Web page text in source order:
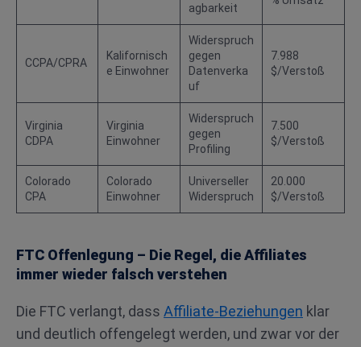
agbarkeit
CCPA/CPRA
Kalifornisch
e Einwohner
Widerspruch
gegen
Datenverka
uf
7.988
$/Verstoß
Virginia
CDPA
Virginia
Einwohner
Widerspruch
gegen
Profiling
7.500
$/Verstoß
Colorado
CPA
Colorado
Einwohner
Universeller
Widerspruch
20.000
$/Verstoß
FTC Offenlegung – Die Regel, die Affiliates
immer wieder falsch verstehen
Die FTC verlangt, dass Affiliate-Beziehungen klar
und deutlich offengelegt werden, und zwar vor der